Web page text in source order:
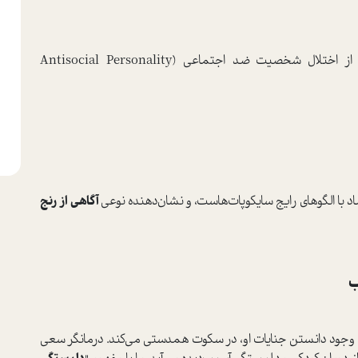
شخصیت «سم» نمونه‌ای کلاسیک اما پیچیده از اختلال شخصیت ضد اجتماعی (Antisocial Personality
با الگوهای رایج سایکوپات‌هاست، و نشان‌دهنده نوعیآگاهی از رنج
دانستن جنایات او، در سکوت همدستی می‌کند. درمانگر سعی